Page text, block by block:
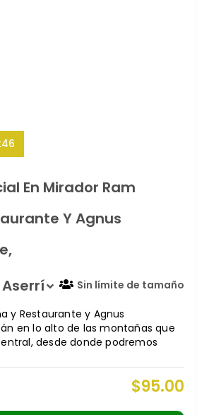
En Mirador Ram
Y Agnus
Aserrí Sin límite de tamaño
y Restaurante y Agnus
en lo alto de las montañas que
desde donde podremos
$95.00